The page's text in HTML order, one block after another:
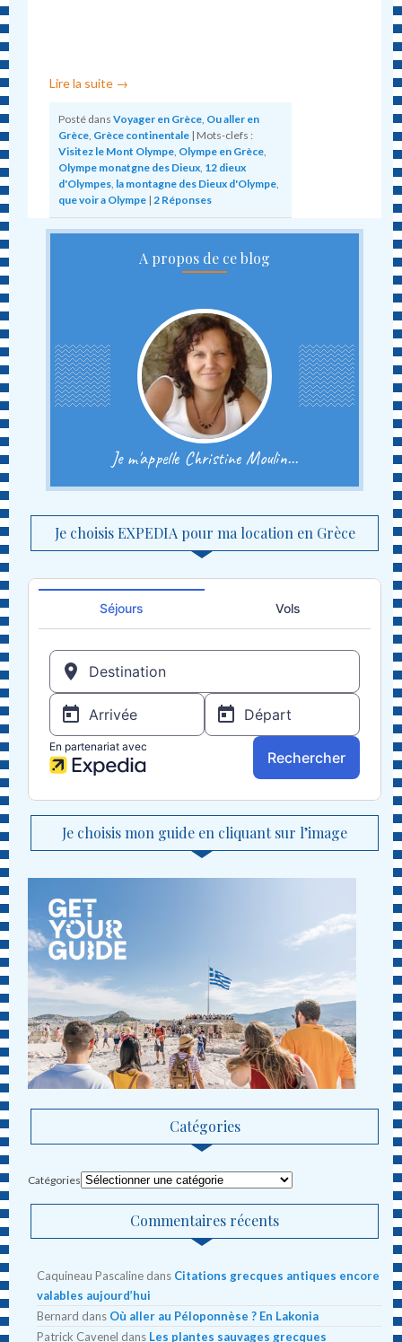
Lire la suite →
Posté dans Voyager en Grèce, Ou aller en
Grèce, Grèce continentale | Mots-clefs :
Visitez le Mont Olympe, Olympe en Grèce,
Olympe monatgne des Dieux, 12 dieux
d'Olympes, la montagne des Dieux d'Olympe,
que voir a Olympe |2 Réponses
A propos de ce blog
Je m'appelle Christine Moulin...
Je choisis EXPEDIA pour ma location en Grèce
Je choisis mon guide en cliquant sur l’image
Catégories
Catégories
Commentaires récents
Caquineau Pascaline dans Citations grecques antiques encore
valables aujourd’hui
Bernard dans Où aller au Péloponnèse ? En Lakonia
Patrick Cavenel dans Les plantes sauvages grecques